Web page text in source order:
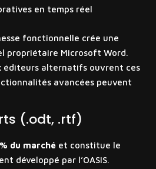
en temps réel
fonctionnelle crée une
propriétaire Microsoft Word.
éditeurs alternatifs ouvrent ces
avancées peuvent
(.odt, .rtf)
du marchéet constitue le
développé par l’OASIS.